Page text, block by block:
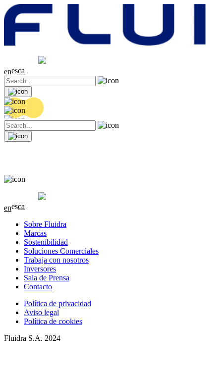
0.06 (+0.3%)
enesca
0.06 (+0.3%)
enesca
Sobre Fluidra
Marcas
Sostenibilidad
Soluciones Comerciales
Trabaja con nosotros
Inversores
Sala de Prensa
Contacto
Política de privacidad
Aviso legal
Política de cookies
Fluidra S.A. 2024